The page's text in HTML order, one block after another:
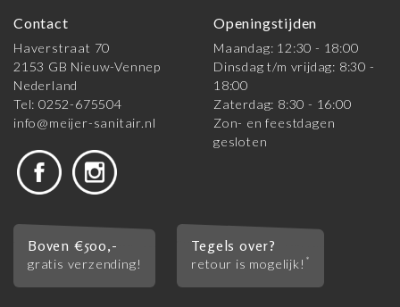
Contact
Haverstraat 70
2153 GB Nieuw-Vennep
Nederland
Tel: 0252-675504
info@meijer-sanitair.nl
Openingstijden
Maandag: 12:30 - 18:00
Dinsdag t/m vrijdag: 8:30 -
18:00
Zaterdag: 8:30 - 16:00
Zon- en feestdagen
gesloten
Boven €500,-
gratis verzending!
Tegels over?
retour is mogelijk! *